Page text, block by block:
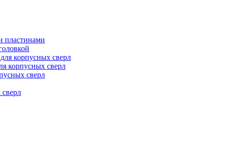
пластинами
корпусных сверл
корпусных сверл
сверл